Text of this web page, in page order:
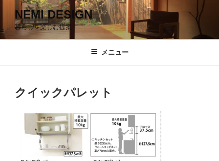
テ
ン
NEMI DESIGN
暮らしを楽しむ提案
メニュー
クイックパレット